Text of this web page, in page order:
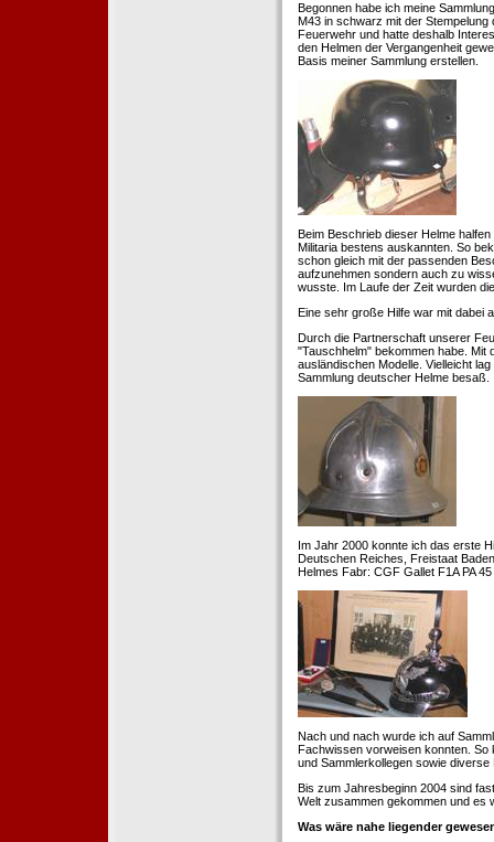
Begonnen habe ich meine
M43 in schwarz mit der Stempelung
Feuerwehr und hatte deshalb
den Helmen der Vergangenheit
Basis meiner Sammlung erstellen.
Beim Beschrieb dieser Helme
Militaria bestens auskannten. So
schon gleich mit der passenden
aufzunehmen sondern auch zu
wusste. Im Laufe der Zeit wurden
Eine sehr große Hilfe war mit dabei
Durch die Partnerschaft unserer
"Tauschhelm" bekommen habe. Mit
ausländischen Modelle. Vielleicht
Sammlung deutscher Helme besaß.
Im Jahr 2000 konnte ich das erste
Deutschen Reiches, Freistaat
Helmes Fabr: CGF Gallet F1A PA
Nach und nach wurde ich auf
Fachwissen vorweisen konnten. So
und Sammlerkollegen sowie
Bis zum Jahresbeginn 2004 sind
Welt zusammen gekommen und es
Was wäre nahe liegender